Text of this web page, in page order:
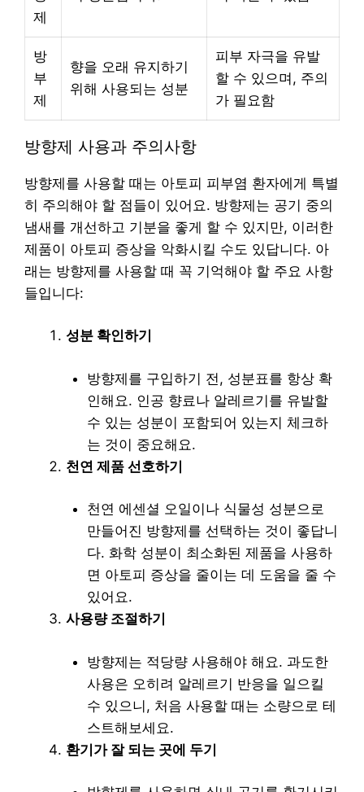
제
방
부
제
향을 오래 유지하기
위해 사용되는 성분
피부 자극을 유발
할 수 있으며, 주의
가 필요함
방향제 사용과 주의사항
방향제를 사용할 때는 아토피 피부염 환자에게 특별
히 주의해야 할 점들이 있어요. 방향제는 공기 중의
냄새를 개선하고 기분을 좋게 할 수 있지만, 이러한
제품이 아토피 증상을 악화시킬 수도 있답니다. 아
래는 방향제를 사용할 때 꼭 기억해야 할 주요 사항
들입니다:
성분 확인하기
방향제를 구입하기 전, 성분표를 항상 확
인해요. 인공 향료나 알레르기를 유발할
수 있는 성분이 포함되어 있는지 체크하
는 것이 중요해요.
천연 제품 선호하기
천연 에센셜 오일이나 식물성 성분으로
만들어진 방향제를 선택하는 것이 좋답니
다. 화학 성분이 최소화된 제품을 사용하
면 아토피 증상을 줄이는 데 도움을 줄 수
있어요.
사용량 조절하기
방향제는 적당량 사용해야 해요. 과도한
사용은 오히려 알레르기 반응을 일으킬
수 있으니, 처음 사용할 때는 소량으로 테
스트해보세요.
환기가 잘 되는 곳에 두기